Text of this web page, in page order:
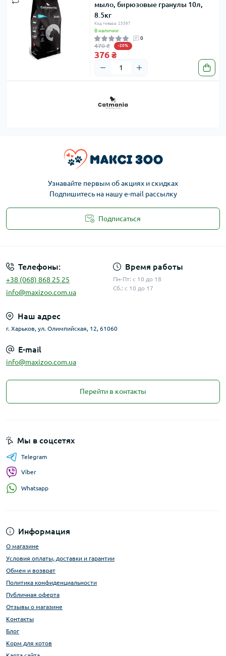
мыло, бирюзовые гранулы 10л,
8.5кг
Код товара: 25587
В наличии
0
470 ₴ -20%
376 ₴
Узнавайте первым об акциях и скидках
Подпишитесь на нашу e-mail рассылку
Подписаться
Телефоны:
+38 (068) 868 25 25
info@maxizoo.com.ua
Время работы
Пн-Пт: с 10 до 18
Сб.: с 10 до 17
Наш адрес
г. Харьков, ул. Олимпийская, 12, 61060
E-mail
info@maxizoo.com.ua
Перейти в контакты
Информация
О магазине
Условия оплаты, доставки и гарантии
Обмен и возврат
Политика конфиденциальности
Публичная оферта
Отзывы о магазине
Контакты
Блог
Корм для котов
Мы в соцсетях
Telegram
Viber
Whatsapp